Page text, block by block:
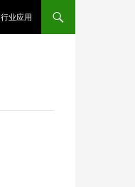
行业应用